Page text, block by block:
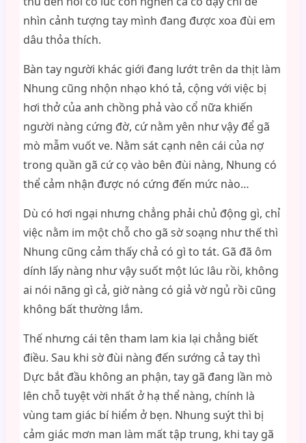
nhìn cảnh tượng tay mình đang được xoa đùi em
dâu thỏa thích.
Bàn tay người khác giới đang lướt trên da thịt làm
Nhung cũng nhộn nhạo khó tả, cộng với việc bị
hơi thở của anh chồng phả vào cổ nữa khiến
người nàng cứng đờ, cứ nằm yên như vậy để gã
mò mẫm vuốt ve. Nằm sát cạnh nên cái của nợ
trong quần gã cứ cọ vào bên đùi nàng, Nhung có
thể cảm nhận được nó cứng đến mức nào…
Dù có hơi ngại nhưng chẳng phải chủ động gì, chỉ
việc nằm im một chỗ cho gã sờ soạng như thế thì
Nhung cũng cảm thấy chả có gì to tát. Gã đã ôm
dính lấy nàng như vậy suốt một lúc lâu rồi, không
ai nói năng gì cả, giờ nàng có giả vờ ngủ rồi cũng
không bất thường lắm.
Thế nhưng cái tên tham lam kia lại chẳng biết
điều. Sau khi sờ đùi nàng đến sướng cả tay thì
Dực bắt đầu không an phận, tay gã đang lần mò
lên chỗ tuyệt vời nhất ở hạ thể nàng, chính là
vùng tam giác bí hiểm ở bẹn. Nhung suýt thì bị
cảm giác mơn man làm mất tập trung, khi tay gã